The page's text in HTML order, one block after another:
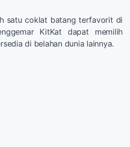
satu coklat batang terfavorit di
KitKat dapat memilih
di belahan dunia lainnya.